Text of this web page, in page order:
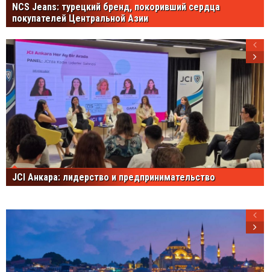
NCS Jeans: турецкий бренд, покоривший сердца
покупателей Центральной Азии
JCI Анкара: лидерство и предпринимательство